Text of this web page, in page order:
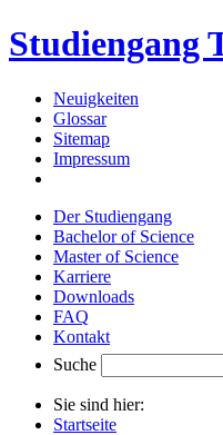
Studiengang
Neuigkeiten
Glossar
Sitemap
Impressum
Der Studiengang
Bachelor of Science
Master of Science
Karriere
Downloads
FAQ
Kontakt
Suche
Sie sind hier:
Startseite